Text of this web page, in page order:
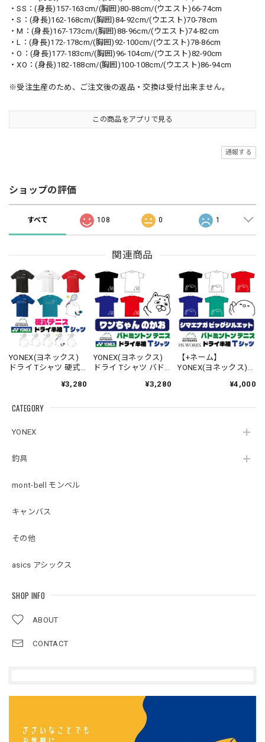
CATEGORY
YONEX
釣具
mont-bell モンベル
キャンバス
その他
asics アシックス
SHOP INFO
ABOUT
CONTACT
・SS：(身長)157-163cm/(胸囲)80-88cm/(ウエスト)66-74cm
・S：(身長)162-168cm/(胸囲)84-92cm/(ウエスト)70-78cm
・M：(身長)167-173cm/(胸囲)88-96cm/(ウエスト)74-82cm
・L：(身長)172-178cm/(胸囲)92-100cm/(ウエスト)78-86cm
・O：(身長)177-183cm/(胸囲)96-104cm/(ウエスト)82-90cm
・XO：(身長)182-188cm/(胸囲)100-108cm/(ウエスト)86-94cm
※受注生産のため、ご注文後の返品・交換は受付出来ません。
この商品をアプリで見る
通報する
ショップの評価
すべて 108 0 1
関連商品
YONEX(ヨネックス)
ドライ Tシャツ 硬式
イン】【シマエナ
【16500】【LINE-
¥3,280
YONEX(ヨネックス)
ドライ Tシャツ バド
ンちゃんのかお】
料】
¥3,280
【+ネーム】
YONEX(ヨネックス)
ミントン テニス 【ビ
【シマエナガのか
¥4,000